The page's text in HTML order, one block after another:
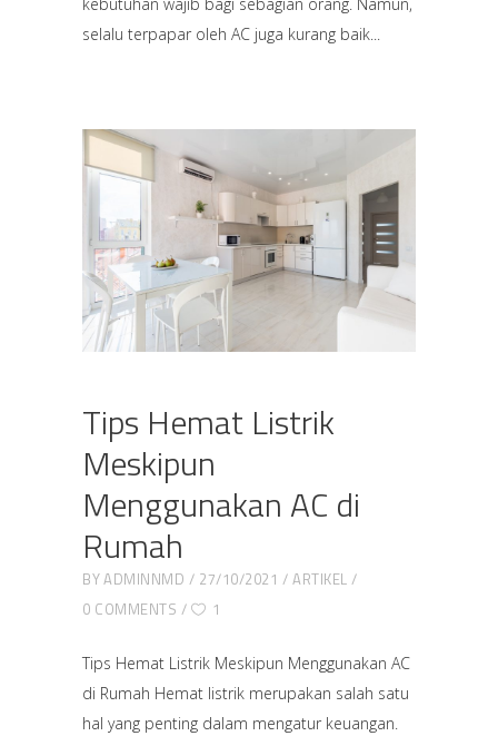
selalu terpapar oleh AC juga kurang baik
Tips Hemat Listrik
Meskipun
Menggunakan AC di
Rumah
BYADMINNMD 27/10/2021
ARTIKEL
0 COMMENTS
1
Tips Hemat Listrik Meskipun Menggunakan AC
di Rumah Hemat listrik merupakan salah satu
hal yang penting dalam mengatur keuangan.